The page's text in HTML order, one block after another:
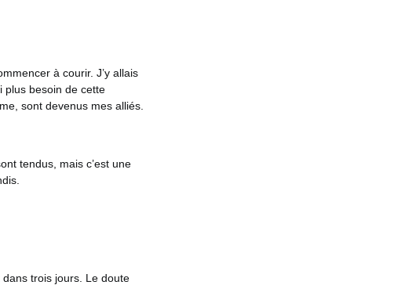
à courir. J’y allais
plus besoin de cette
sont devenus mes alliés.
tendus, mais c’est une
trois jours. Le doute